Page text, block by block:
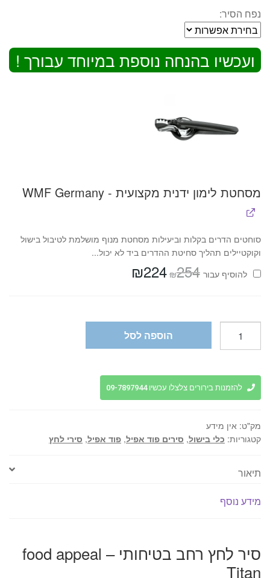
נפח הסיר:
ועכשיו בהנחה נוספת במיוחד עבורך !
מסחטת לימון ידנית מקצועית - WMF Germany
סוחטים הדרים בקלות וביעילות מסחטת מנוף מושלמת לטיבול בישול
וקוקטיילים תהליך סחיטת ההדרים ביד לא יכול...
להוסיף⁦⁩ עבור
₪254 המחיר
המקורי₪224
לחץ
רחב
בטיחותי
food
הוספה לסל
להזמנות בירורים צלצלו עכשיו 09-7897944
מק"ט: אין מידע
קטגוריות: כלי בישול, סירים פוד אפיל, פוד אפיל, סירי לחץ
תיאור
מידע נוסף
סיר לחץ רחב בטיחותי – food appeal
Titan